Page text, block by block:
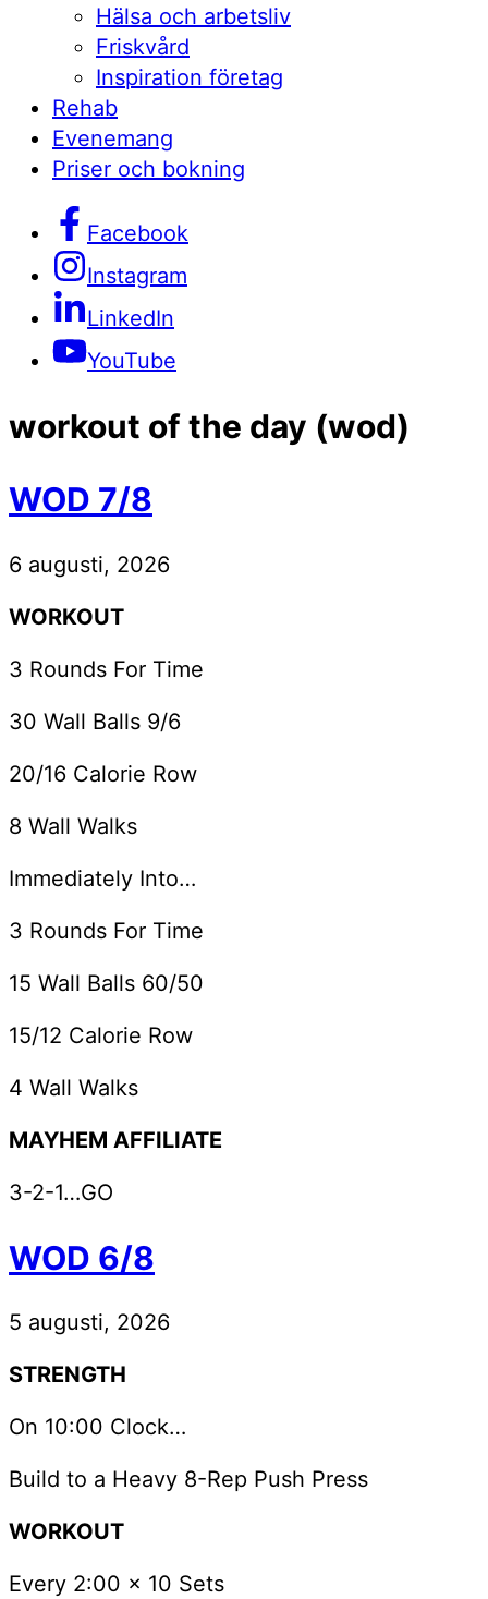
Hälsa och arbetsliv
Friskvård
Inspiration företag
Rehab
Evenemang
Priser och bokning
Facebook
Instagram
LinkedIn
YouTube
workout of the day (wod)
WOD 7/8
6 augusti, 2026
WORKOUT
3 Rounds For Time
30 Wall Balls 9/6
20/16 Calorie Row
8 Wall Walks
Immediately Into…
3 Rounds For Time
15 Wall Balls 60/50
15/12 Calorie Row
4 Wall Walks
MAYHEM AFFILIATE
3-2-1…GO
WOD 6/8
5 augusti, 2026
STRENGTH
On 10:00 Clock…
Build to a Heavy 8-Rep Push Press
WORKOUT
Every 2:00 x 10 Sets